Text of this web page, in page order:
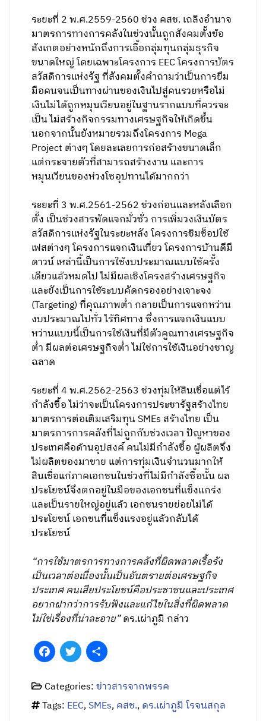
ระยะที่ 2 พ.ศ.2559-2560 ช่วง คสช. เถลิงอำนาจ
มาตรการทางการคลังในช่วงนั้นถูกสังคมตั้งข้อ
สังเกตอย่างหนักถึงการเอื้อกลุ่มทุนกลุ่มธุรกิจ
ขนาดใหญ่ โดยเฉพาะโครงการ EEC โครงการบัตร
สวัสดิการแห่งรัฐ ที่สังคมตั้งคำถามว่าเป็นการยืม
มือคนจนเป็นทางผ่านของเงินไปสู่คนรวยหรือไม่
เงินไม่ได้ถูกหมุนเวียนอยู่ในฐานรากแบบที่ควรจะ
เป็น ไม่สร้างกิจกรรมทางเศรษฐกิจให้เกิดขึ้น
นอกจากนั้นยังหมายรวมถึงโครงการ Mega
Project ต่างๆ โดยละเลยการก่อสร้างขนาดเล็ก
แต่กระจายตัวที่สามารถสร้างงาน และการ
หมุนเวียนของห่วงโซอุปทานได้มากกว่า
ระยะที่ 3 พ.ศ.2561-2562 ช่วงก่อนและหลังเลือก
ตั้ง เป็นช่วงสารพัดแจกมั่วซั่ว การเพิ่มวงเงินบัตร
สวัสดิการแห่งรัฐในระยะหลัง โครงการชิมช็อปใช้
เฟสต่างๆ โครงการแจกเงินเที่ยว โครงการบ้านดีมี
ดาวน์ เหล่านี้เป็นการใช้งบประมาณแบบใช้ครั้ง
เดียวแล้วหมดไป ไม่มีผลเชิงโครงสร้างเศรษฐกิจ
และยังเป็นการใช้ระบบคัดกรองอย่างเจาะจง
(Targeting) ที่คุณภาพต่ำ กลายเป็นการแจกหว่าน
งบประมาณไปทั่ว ไร้ทิศทาง ซึ่งการแจกเงินแบบ
หว่านแบบนี้เป็นการใช้เงินที่มีตัวคูณทางเศรษฐกิจ
ต่ำ มีผลต่อเศรษฐกิจต่ำ ไม่ใช่การใช้เงินอย่างชาญ
ฉลาด
ระยะที่ 4 พ.ศ.2562-2563 ช่วงทุ่มให้สินเชื่อแต่ไร้
กำลังซื้อ ไม่ว่าจะเป็นโครงการประชารัฐสร้างไทย
มาตรการต่อเติมเสริมทุน SMEs สร้างไทย เป็น
มาตรการการคลังที่ไม่ถูกกับช่วงเวลา ปัญหาของ
ประเทศคือด้านอุปสงค์ คนไม่มีกำลังซื้อ ผู้ผลิตจึง
ไม่ผลิตของมาขาย แต่การทุ่มเงินจำนวนมากให้
สินเชื่อแก่ภาคเอกชนในช่วงที่ไม่มีกำลังซื้อนั้น ผล
ประโยชน์จึงตกอยู่ในมือของเอกชนที่แข็งแกร่ง
และเป็นรายใหญ่อยู่แล้ว เอกชนรายย่อยไม่ได้
ประโยชน์ เอกชนที่แข็งแรงอยู่แล้วกลับได้
ประโยชน์
“การใช้มาตรการทางการคลังที่ผิดพลาดเรื้อรัง
เป็นเวลาต่อเนื่องนั้นเป็นอันตรายต่อเศรษฐกิจ
ประเทศ คนเสียประโยชน์คือประชาชนและประเทศ
อยากฝากว่าการรับฟังและแก้ไขในสิ่งที่ผิดพลาด
ไม่ใช่เรื่องที่น่าละอาย”ดร.เผ่าภูมิ กล่าว
FacebookTwitter
Categories:ข่าวสารจากพรรค
Tags: EEC,SMEs,คสช.,ดร.เผ่าภูมิ โรจนสกุล